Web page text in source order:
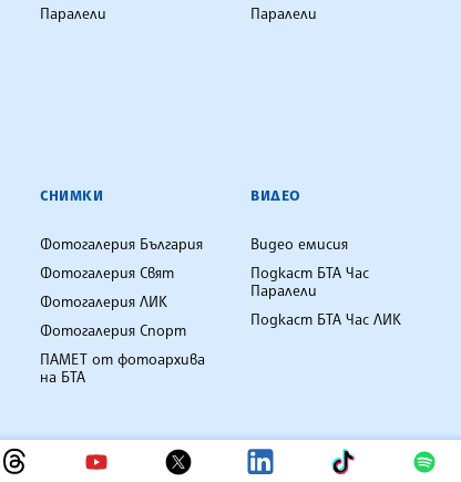
Паралели
Паралели
СНИМКИ
Фотогалерия България
Фотогалерия Свят
Фотогалерия ЛИК
Фотогалерия Спорт
ПАМЕТ от фотоархива
на БТА
ВИДЕО
Видео емисия
Подкаст БТА Час
Паралели
Подкаст БТА Час ЛИК